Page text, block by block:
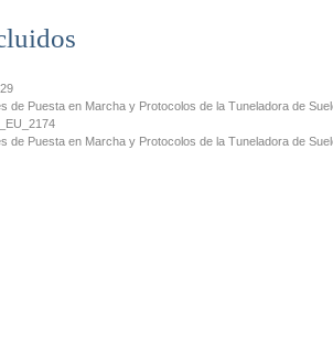
de Puesta en Marcha y Protocolos de la Tuneladora de
de Puesta en Marcha y Protocolos de la Tuneladora de